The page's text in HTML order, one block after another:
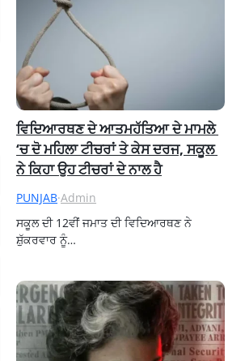
ਵਿਦਿਆਰਥਣ ਦੇ ਆਤਮਹੱਤਿਆ ਦੇ ਮਾਮਲੇ
‘ਚ ਦੋ ਮਹਿਲਾ ਟੀਚਰਾਂ ਤੇ ਕੇਸ ਦਰਜ, ਸਕੂਲ
ਨੇ ਕਿਹਾ ਉਹ ਟੀਚਰਾਂ ਦੇ ਨਾਲ ਹੈ
PUNJAB·Admin
ਸਕੂਲ ਦੀ 12ਵੀਂ ਜਮਾਤ ਦੀ ਵਿਦਿਆਰਥਣ ਨੇ
ਸ਼ੁੱਕਰਵਾਰ ਨੂੰ…